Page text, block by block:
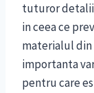
tuturor
in ceea ce
materialul din
importanta
pentru care